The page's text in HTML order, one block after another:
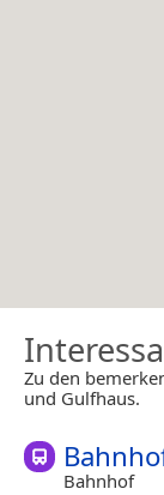
Zu den
und Gulfhaus.
Bahnhof